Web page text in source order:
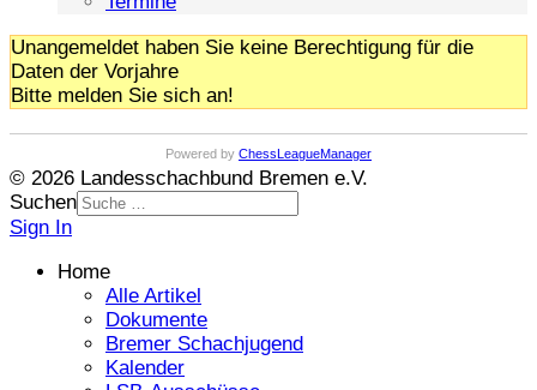
Unangemeldet haben Sie keine Berechtigung für die
Daten der Vorjahre
Bitte melden Sie sich an!
Powered by ChessLeagueManager
© 2026 Landesschachbund Bremen e.V.
Suchen
Sign In
Home
Alle Artikel
Dokumente
Bremer Schachjugend
Kalender